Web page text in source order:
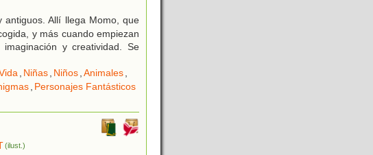
Allí llega Momo, que
y más cuando empiezan
y creatividad. Se
, Niñas, Niños,Animales,
, Personajes Fantásticos
(ilust.)